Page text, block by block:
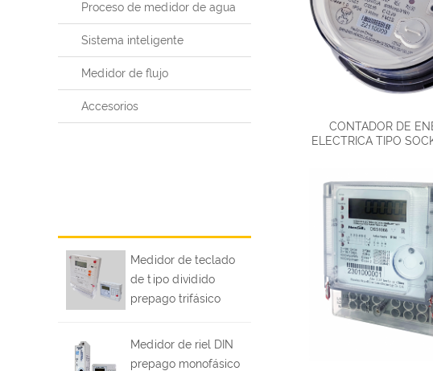
Proceso de medidor de agua
Sistema inteligente
Medidor de flujo
Accesorios
Medidor de teclado
de tipo dividido
prepago trifásico
Medidor de riel DIN
prepago monofásico
CONTADOR DE
ELECTRICA TIPO